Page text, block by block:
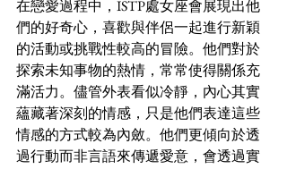
在戀愛過程中，ISTP處女座會展現出他
們的好奇心，喜歡與伴侶一起進行新穎
的活動或挑戰性較高的冒險。他們對於
探索未知事物的熱情，常常使得關係充
滿活力。儘管外表看似冷靜，內心其實
蘊藏著深刻的情感，只是他們表達這些
情感的方式較為內斂。他們更傾向於透
過行動而非言語來傳遞愛意，會透過實